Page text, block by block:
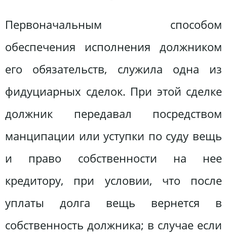
Первоначальным способом
обеспечения исполнения должником
его обязательств, служила одна из
фидуциарных сделок. При этой сделке
должник передавал посредством
манципации или уступки по суду вещь
и право собственности на нее
кредитору, при условии, что после
уплаты долга вещь вернется в
собственность должника; в случае если